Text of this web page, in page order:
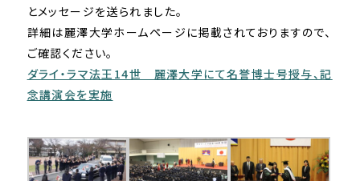
とメッセージを送られました。
詳細は麗澤大学ホームページに掲載されておりますので、
ご確認ください。
ダライ・ラマ法王14世 麗澤大学にて名誉博士号授与、記
念講演会を実施